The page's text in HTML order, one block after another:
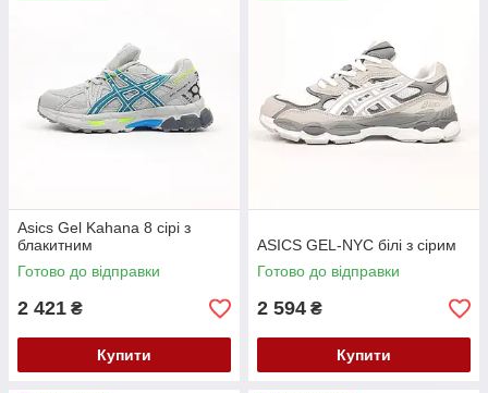
Asics Gel Kahana 8 сірі з
блакитним
Готово до відправки
2 421 ₴
Купити
ASICS GEL-NYC білі з сірим
Готово до відправки
2 594 ₴
Купити